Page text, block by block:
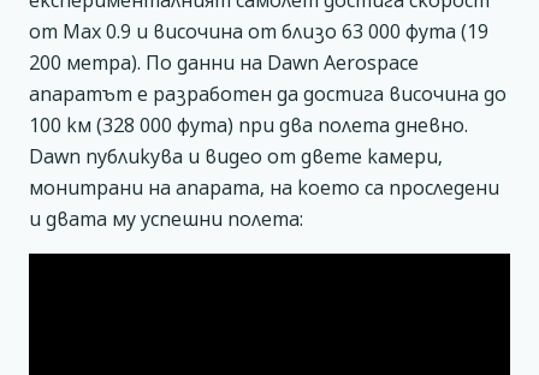
от Мах 0.9 и височина от близо 63 000 фута (19
200 метра). По данни на Dawn Aerospace
апаратът е разработен да достига височина до
100 км (328 000 фута) при два полета дневно.
Dawn публикува и видео от двете камери,
монитрани на апарата, на което са проследени
и двата му успешни полета: